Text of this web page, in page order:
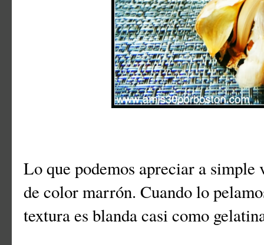
Lo que podemos apreciar a simple
de color marrón. Cuando lo
textura es blanda casi como